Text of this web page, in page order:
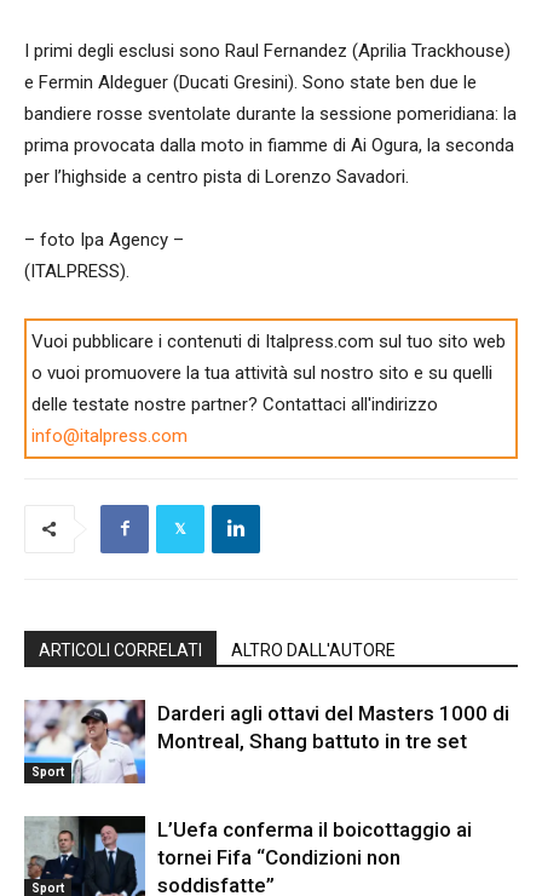
I primi degli esclusi sono Raul Fernandez (Aprilia Trackhouse)
e Fermin Aldeguer (Ducati Gresini). Sono state ben due le
bandiere rosse sventolate durante la sessione pomeridiana: la
prima provocata dalla moto in fiamme di Ai Ogura, la seconda
per l’highside a centro pista di Lorenzo Savadori.
– foto Ipa Agency –
(ITALPRESS).
Vuoi pubblicare i contenuti di Italpress.com sul tuo sito web
o vuoi promuovere la tua attività sul nostro sito e su quelli
delle testate nostre partner? Contattaci all'indirizzo
info@italpress.com
ARTICOLI CORRELATI ALTRO DALL'AUTORE
Sport
Darderi agli ottavi del Masters 1000 di
Montreal, Shang battuto in tre set
Sport
L’Uefa conferma il boicottaggio ai
tornei Fifa “Condizioni non
soddisfatte”